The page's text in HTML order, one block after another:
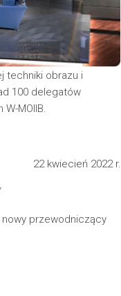
techniki obrazu i
100 delegatów
MOIIB.
22 kwiecień 2022 r.
nowy przewodniczący